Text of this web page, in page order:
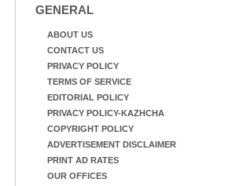
GENERAL
ABOUT US
CONTACT US
PRIVACY POLICY
TERMS OF SERVICE
EDITORIAL POLICY
PRIVACY POLICY-KAZHCHA
COPYRIGHT POLICY
ADVERTISEMENT DISCLAIMER
PRINT AD RATES
OUR OFFICES